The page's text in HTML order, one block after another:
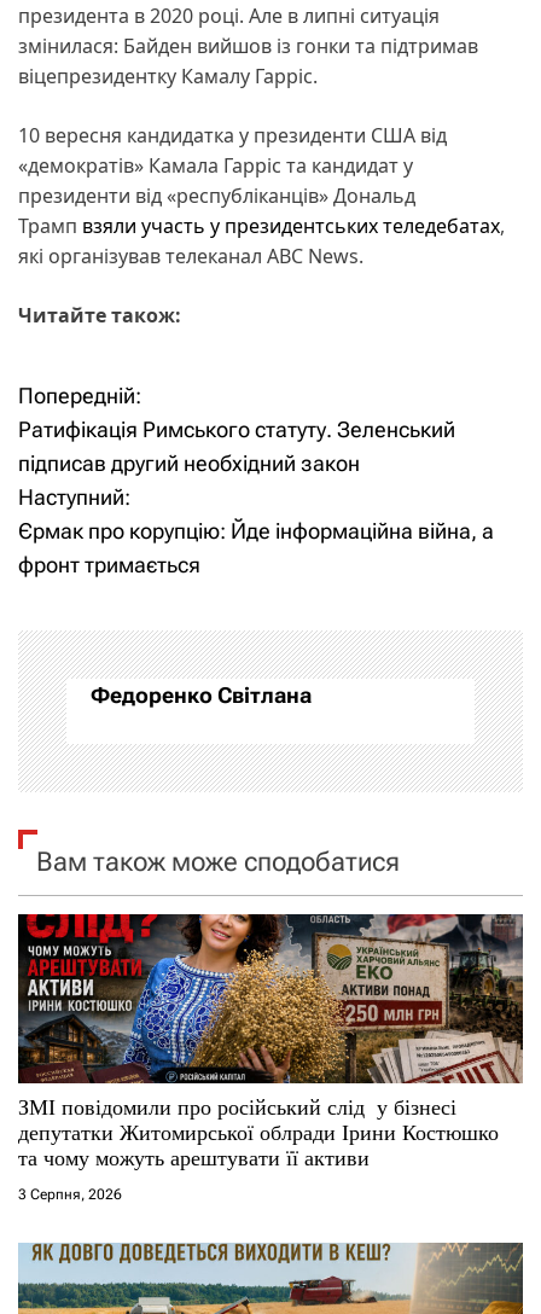
президента в 2020 році. Але в липні ситуація
змінилася: Байден вийшов із гонки та підтримав
віцепрезидентку Камалу Гарріс.
10 вересня кандидатка у президенти США від
«демократів» Камала Гарріс та кандидат у
президенти від «республіканців» Дональд
Трамп взяли участь у президентських теледебатах,
які організував телеканал ABC News.
Читайте також:
Н
а
в
і
а
ц
і
а
п
и
с
і
в
Попередній:
Ратифікація Римського статуту. Зеленський
підписав другий необхідний закон
Наступний:
Єрмак про корупцію: Йде інформаційна війна, а
фронт тримається
Федоренко Світлана
Вам також може сподобатися
ЗМІ повідомили про російський слід у бізнесі
депутатки Житомирської облради Ірини Костюшко
та чому можуть арештувати її активи
3 Серпня, 2026